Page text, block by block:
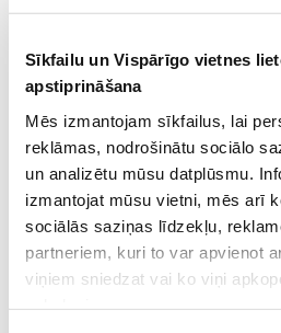
Sīkfailu un Vispārīgo vietnes
apstiprināšana
Mēs izmantojam sīkfailus, lai
reklāmas, nodrošinātu sociālo
un analizētu mūsu datplūsmu.
izmantojat mūsu vietni, mēs arī
sociālās saziņas līdzekļu,
partneriem, kuri to var apvienot
viņiem sniedzat vai ko viņi